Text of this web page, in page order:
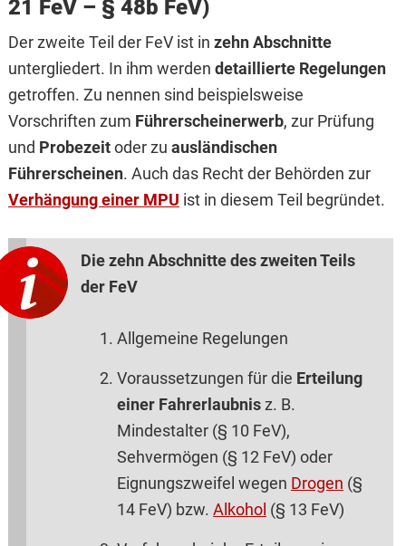
21 FeV – § 48b FeV)
Der zweite Teil der FeV ist in zehn Abschnitte
untergliedert. In ihm werden detaillierte Regelungen
getroffen. Zu nennen sind beispielsweise
Vorschriften zum Führerscheinerwerb, zur Prüfung
und Probezeitoder zu ausländischen
Führerscheinen. Auch das Recht der Behörden zur
Verhängung einer MPU ist in diesem Teil begründet.
Die zehn Abschnitte des zweiten Teils
der FeV
Allgemeine Regelungen
Voraussetzungen für die Erteilung
einer Fahrerlaubnisz. B.
Mindestalter (§ 10 FeV),
Sehvermögen (§ 12 FeV) oder
Eignungszweifel wegen Drogen (§
14 FeV) bzw. Alkohol (§ 13 FeV)